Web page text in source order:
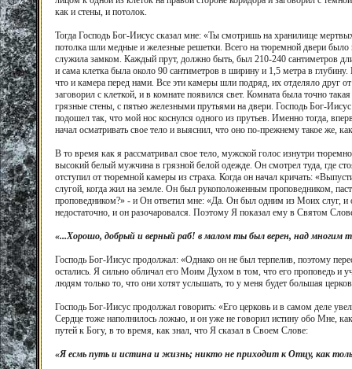
как и стены, и потолок.
Тогда Господь Бог-Иисус сказал мне: «Ты смотришь на хранилище
потолка шли медные и железные решетки. Всего на тюремной двери было
служила замком. Каждый прут, должно быть, был 210-240 сантиметров
и сама клетка была около 90 сантиметров в ширину и 1,5 метра в
что и камера перед нами. Все эти камеры шли подряд, их отделяло друг
заговорил с клеткой, и в комнате появился свет. Комната была точно
грязные стены, с пятью железными прутьями на двери. Господь Бог-
подошел так, что мой нос коснулся одного из прутьев. Именно тогда,
начал осматривать свое тело и выяснил, что оно по-прежнему такое же,
В то время как я рассматривал свое тело, мужской голос изнутри
высокий белый мужчина в грязной белой одежде. Он смотрел туда, где
отступил от тюремной камеры из страха. Когда он начал кричать:
слугой, когда жил на земле. Он был рукоположенным проповедником,
проповедником?» - и Он ответил мне: «Да. Он был одним из Моих слуг, и
недостаточно, и он разочаровался. Поэтому Я показал ему в Святом
«...Хорошо, добрый и верный раб! в малом ты был верен, над многим
Господь Бог-Иисус продолжал: «Однако он не был терпелив, поэтому
остались. Я сильно обличал его Моим Духом в том, что его проповедь и
людям только то, что они хотят услышать, то у меня будет большая
Господь Бог-Иисус продолжал говорить: «Его церковь и в самом деле
Сердце тоже наполнилось ложью, и он уже не говорил истину обо Мне,
путей к Богу, в то время, как знал, что Я сказал в Своем Слове:
«Я есмь путь и истина и жизнь; никто не приходит к Отцу, как